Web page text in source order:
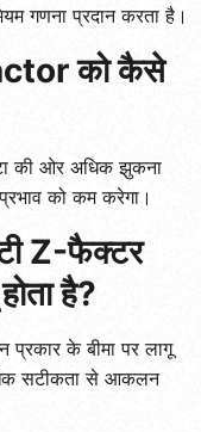
गणना प्रदान करता है।
को कैसे
की ओर अधिक झुकना
को कम करेगा।
Z-फैक्टर
है?
प्रकार के बीमा पर लागू
सटीकता से आकलन